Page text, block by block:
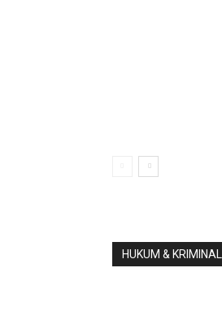
HUKUM & KRIMINAL